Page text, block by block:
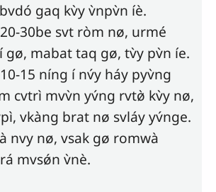
gaq kv̀y v̀npv̀n íè.
30be svt ròm nø, urmé
gø, mabat taq gø, tv̀y pv̀n íe.
15 níng í nv́y háy pyv̀ng
cvtrì mvv̀n yv́ng rvtø̀ kv̀y nø,
vkàng brat nø svláy yv́nge.
nvy nø, vsak gø romwà
mvsǿn v̀nè.